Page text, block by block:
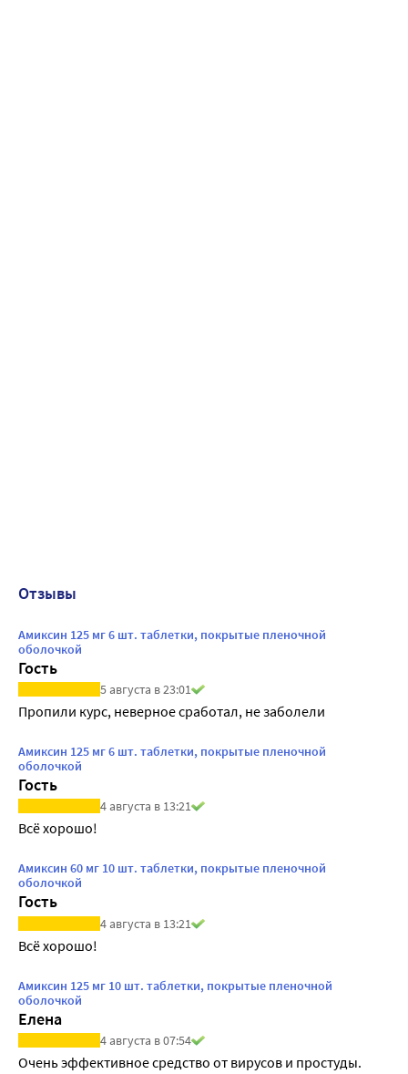
Отзывы
Амиксин 125 мг 6 шт. таблетки, покрытые пленочной
оболочкой
Гость
5 августа в 23:01
Пропили курс, неверное сработал, не заболели
Амиксин 125 мг 6 шт. таблетки, покрытые пленочной
оболочкой
Гость
4 августа в 13:21
Всё хорошо!
Амиксин 60 мг 10 шт. таблетки, покрытые пленочной
оболочкой
Гость
4 августа в 13:21
Всё хорошо!
Амиксин 125 мг 10 шт. таблетки, покрытые пленочной
оболочкой
Елена
4 августа в 07:54
Очень эффективное средство от вирусов и простуды.